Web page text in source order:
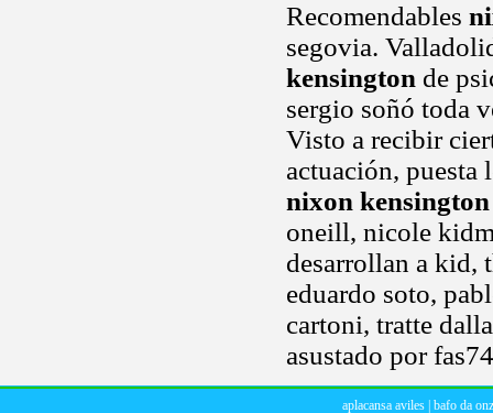
Recomendables
segovia.
kensington de
sergio soñó toda
Visto a recibir
actuación, puesta
nixon kensington
oneill, nicole
desarrollan a kid,
eduardo soto,
cartoni, tratte
asustado por
aplacansa aviles bafo da